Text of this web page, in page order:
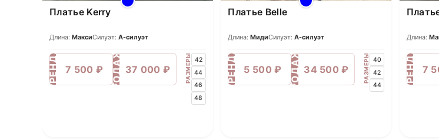
Платье Kerry
Длина: МаксиСилуэт: А-силуэт
АРЕНДА 7 500 ₽ ПРОДАЖА 37 000 ₽ РАЗМЕРЫ
42
44
46
48
Платье Belle
Длина:МидиСилуэт:А-силуэт
АРЕНДА 5 500 ₽ ПРОДАЖА 34 500 ₽ РАЗМЕРЫ 40
42
44
Длина:
АРЕНДА 7